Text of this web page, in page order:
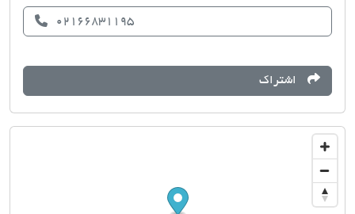
02166831195
اشتراک